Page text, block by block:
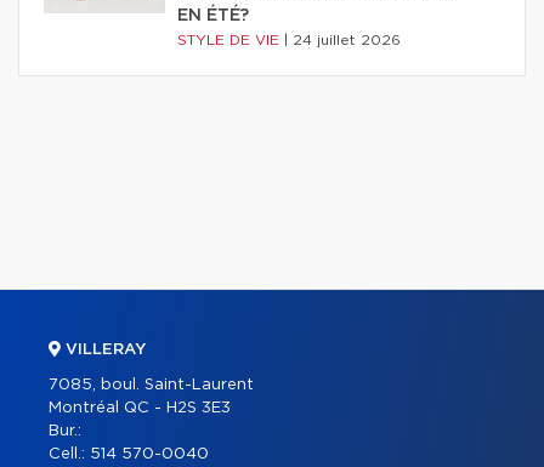
EN ÉTÉ?
STYLE DE VIE 24 juillet 2026
VILLERAY
7085, boul. Saint-Laurent
Montréal QC - H2S 3E3
Bur.:
Cell.: 514 570-0040